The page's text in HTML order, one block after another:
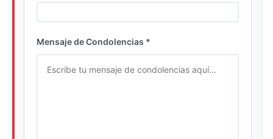
Mensaje de Condolencias *